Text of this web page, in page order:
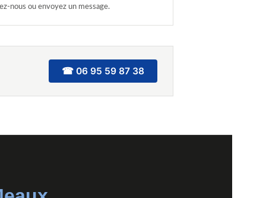
nous ou envoyez un message.
☎ 06 95 59 87 38